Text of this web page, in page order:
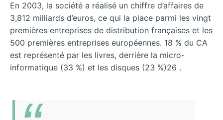
En 2003, la société a réalisé un chiffre d’affaires de
3,812 milliards d’euros, ce qui la place parmi les vingt
premières entreprises de distribution françaises et les
500 premières entreprises européennes. 18 % du CA
est représenté par les livres, derrière la micro-
informatique (33 %) et les disques (23 %)26 .